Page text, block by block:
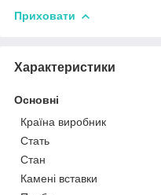
Приховати
Характеристики
Основні
Країна виробник
Стать
Стан
Камені вставки